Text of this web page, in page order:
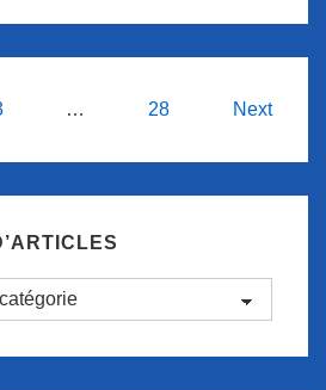
… 28 Next